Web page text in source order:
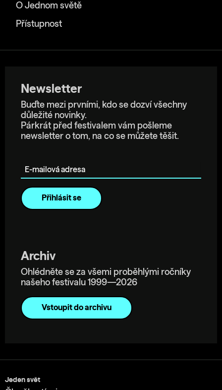
O Jednom světě
Přístupnost
Newsletter
Buďte mezi prvními, kdo se dozví všechny
důležité novinky.
Párkrát před festivalem vám pošleme
newsletter o tom, na co se můžete těšit.
Archiv
Ohlédněte se za všemi proběhlými ročníky
našeho festivalu 1999—2026
Vstoupit do archivu
Jeden svět